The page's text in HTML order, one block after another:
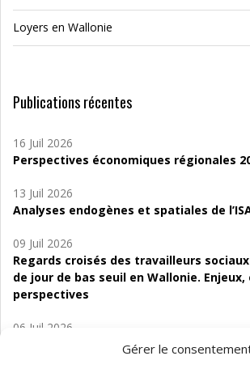
Gérer le
Loyers en Wallonie
Publications récentes
16 Juil 2026
Perspectives économiques régionales
13 Juil 2026
Analyses endogènes et spatiales de
09 Juil 2026
Regards croisés des travailleurs sociaux
de jour de bas seuil en Wallonie.
perspectives
06 Juil 2026
Étude d’évaluabilité des Structures